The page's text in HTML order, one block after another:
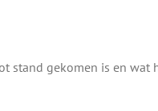
stand gekomen is en